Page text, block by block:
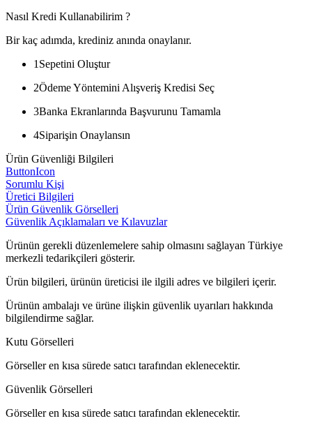
Nasıl Kredi Kullanabilirim ?
Bir kaç adımda, krediniz anında onaylanır.
1 Sepetini Oluştur
2Ödeme Yöntemini Alışveriş Kredisi Seç
3Banka Ekranlarında Başvurunu Tamamla
4Siparişin Onaylansın
Ürün Güvenliği Bilgileri
ButtonIcon
Sorumlu Kişi
Üretici Bilgileri
Ürün Güvenlik Görselleri
Güvenlik Açıklamaları ve Kılavuzlar
Ürünün gerekli düzenlemelere sahip olmasını sağlayan Türkiye
merkezli tedarikçileri gösterir.
Ürün bilgileri, ürünün üreticisi ile ilgili adres ve bilgileri içerir.
Ürünün ambalajı ve ürüne ilişkin güvenlik uyarıları hakkında
bilgilendirme sağlar.
Kutu Görselleri
Görseller en kısa sürede satıcı tarafından eklenecektir.
Güvenlik Görselleri
Görseller en kısa sürede satıcı tarafından eklenecektir.